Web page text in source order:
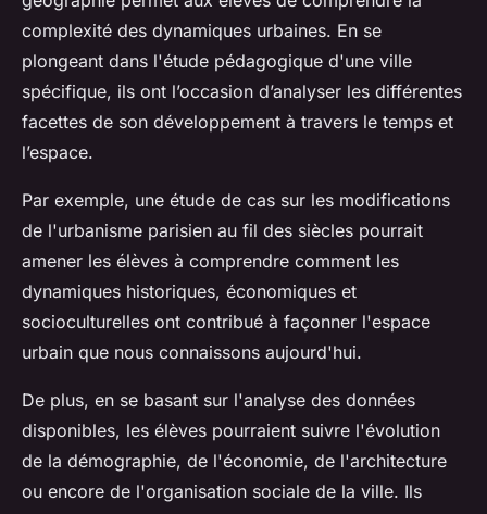
complexité des dynamiques urbaines. En se
plongeant dans l'étude pédagogique d'une ville
spécifique, ils ont l’occasion d’analyser les différentes
facettes de son développement à travers le temps et
l’espace.
Par exemple, une étude de cas sur les modifications
de l'urbanisme parisien au fil des siècles pourrait
amener les élèves à comprendre comment les
dynamiques historiques, économiques et
socioculturelles ont contribué à façonner l'espace
urbain que nous connaissons aujourd'hui.
De plus, en se basant sur l'analyse des données
disponibles, les élèves pourraient suivre l'évolution
de la démographie, de l'économie, de l'architecture
ou encore de l'organisation sociale de la ville. Ils